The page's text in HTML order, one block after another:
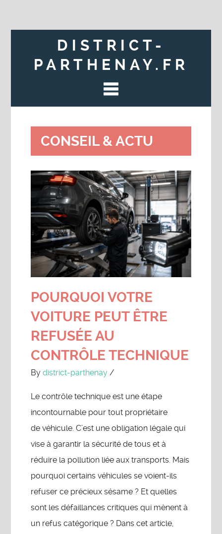
DISTRICT-
PARTHENAY.FR
CONSEIL & ACTU
POURQUOI VOTRE
VOITURE PEUT ÊTRE
REFUSÉE AU
CONTRÔLE TECHNIQUE
Bydistrict-parthenay /
Le contrôle technique est une étape
incontournable pour tout propriétaire
de véhicule. C’est une obligation légale qui
vise à garantir la sécurité de tous et à
réduire la pollution liée aux transports. Mais
pourquoi certains véhicules se voient-ils
refuser ce précieux sésame ? Et quelles
sont les défaillances critiques qui mènent à
un refus catégorique ? Dans cet article,